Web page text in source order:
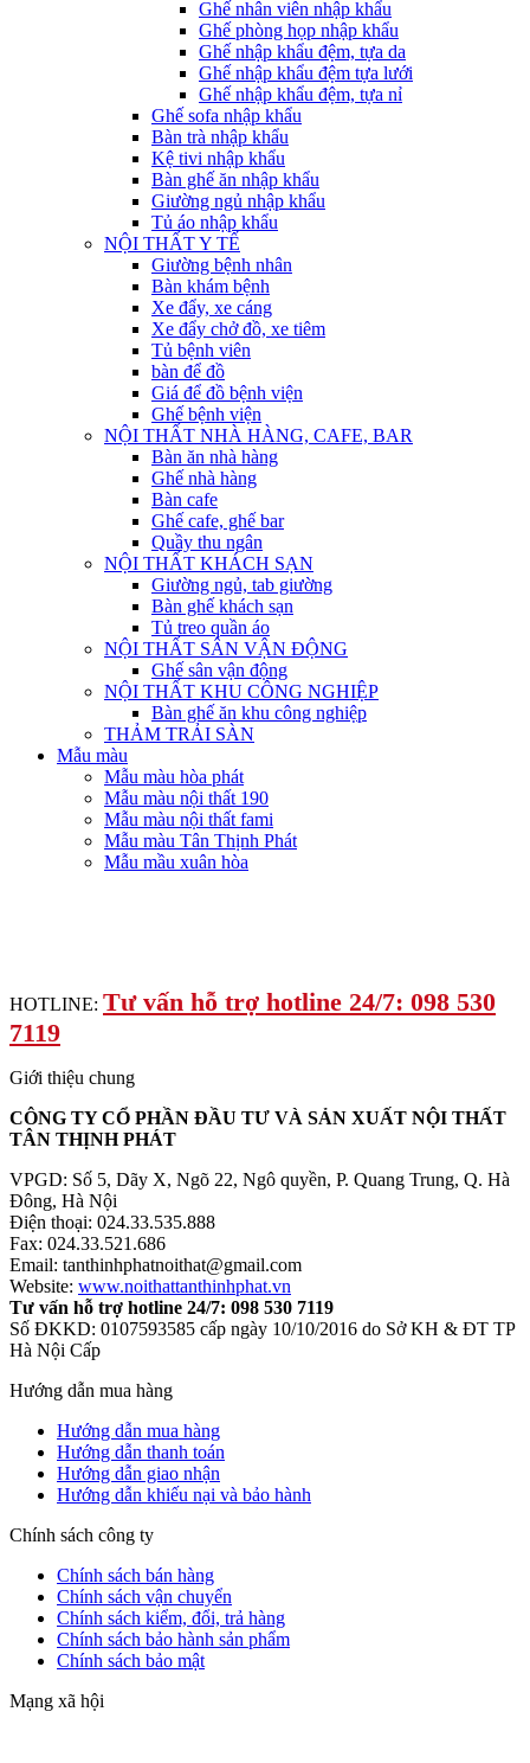
Ghế nhân viên nhập khẩu
Ghế phòng họp nhập khẩu
Ghế nhập khẩu đệm, tựa da
Ghế nhập khẩu đệm tựa lưới
Ghế nhập khẩu đệm, tựa nỉ
Ghế sofa nhập khẩu
Bàn trà nhập khẩu
Kệ tivi nhập khẩu
Bàn ghế ăn nhập khẩu
Giường ngủ nhập khẩu
Tủ áo nhập khẩu
NỘI THẤT Y TẾ
Giường bệnh nhân
Bàn khám bệnh
Xe đẩy, xe cáng
Xe đẩy chở đồ, xe tiêm
Tủ bệnh viên
bàn để đồ
Giá để đồ bệnh viện
Ghế bệnh viện
NỘI THẤT NHÀ HÀNG, CAFE, BAR
Bàn ăn nhà hàng
Ghế nhà hàng
Bàn cafe
Ghế cafe, ghế bar
Quầy thu ngân
NỘI THẤT KHÁCH SẠN
Giường ngủ, tab giường
Bàn ghế khách sạn
Tủ treo quần áo
NỘI THẤT SÂN VẬN ĐỘNG
Ghế sân vận động
NỘI THẤT KHU CÔNG NGHIỆP
Bàn ghế ăn khu công nghiệp
THẢM TRẢI SÀN
Mẫu màu
Mẫu màu hòa phát
Mẫu màu nội thất 190
Mẫu màu nội thất fami
Mẫu màu Tân Thịnh Phát
Mẫu mầu xuân hòa
HOTLINE: Tư vấn hỗ trợ hotline 24/7: 098 530
7119
Giới thiệu chung
CÔNG TY CỔ PHẦN ĐẦU TƯ VÀ SẢN XUẤT NỘI THẤT
TÂN THỊNH PHÁT
VPGD: Số 5, Dãy X, Ngõ 22, Ngô quyền, P. Quang Trung, Q. Hà
Đông, Hà Nội
Điện thoại: 024.33.535.888
Fax: 024.33.521.686
Email: tanthinhphatnoithat@gmail.com
Website: www.noithattanthinhphat.vn
Tư vấn hỗ trợ hotline 24/7: 098 530 7119
Số ĐKKD: 0107593585 cấp ngày 10/10/2016 do Sở KH & ĐT TP
Hà Nội Cấp
Hướng dẫn mua hàng
Hướng dẫn mua hàng
Hướng dẫn thanh toán
Hướng dẫn giao nhận
Hướng dẫn khiếu nại và bảo hành
Chính sách công ty
Chính sách bán hàng
Chính sách vận chuyển
Chính sách kiểm, đổi, trả hàng
Chính sách bảo hành sản phẩm
Chính sách bảo mật
Mạng xã hội